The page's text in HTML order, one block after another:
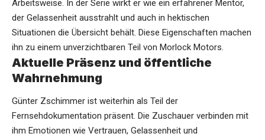
Arbeitsweise. In der Serie wirkt er wie ein erfahrener Mentor,
der Gelassenheit ausstrahlt und auch in hektischen
Situationen die Übersicht behält. Diese Eigenschaften machen
ihn zu einem unverzichtbaren Teil von Morlock Motors.
Aktuelle Präsenz und öffentliche
Wahrnehmung
Günter Zschimmer ist weiterhin als Teil der
Fernsehdokumentation präsent. Die Zuschauer verbinden mit
ihm Emotionen wie Vertrauen, Gelassenheit und